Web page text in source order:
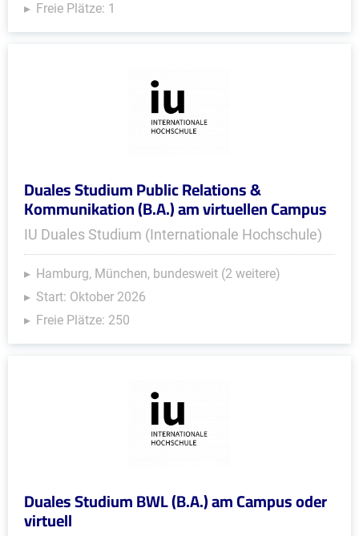
Freie Plätze: 1
Duales Studium Public Relations &
Kommunikation (B.A.) am virtuellen Campus
IU Duales Studium (Internationale Hochschule)
Hamburg, München, bundesweit (2 weitere)
Start: Oktober 2026
Freie Plätze: 250
Duales Studium BWL (B.A.) am Campus oder
virtuell